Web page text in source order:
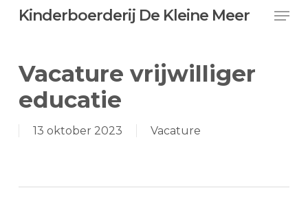
SkipKinderboerderij De Kleine Meer
Vacature vrijwilliger
educatie
13 oktober 2023 Vacature